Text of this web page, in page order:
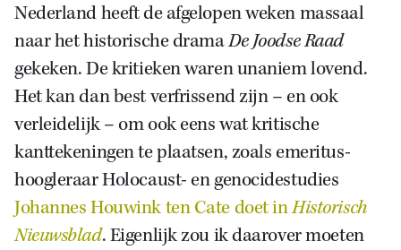
Zoek
Nederland heeft de afgelopen weken massaal
naar het historische dramaDe Joodse Raad
gekeken. De kritieken waren unaniem lovend.
Het kan dan best verfrissend zijn – en ook
verleidelijk – om ook eens wat kritische
kanttekeningen te plaatsen, zoals emeritus-
hoogleraar Holocaust- en genocidestudies
Johannes Houwink ten Cate doet inHistorisch
Nieuwsblad. Eigenlijk zou ik daarover moeten